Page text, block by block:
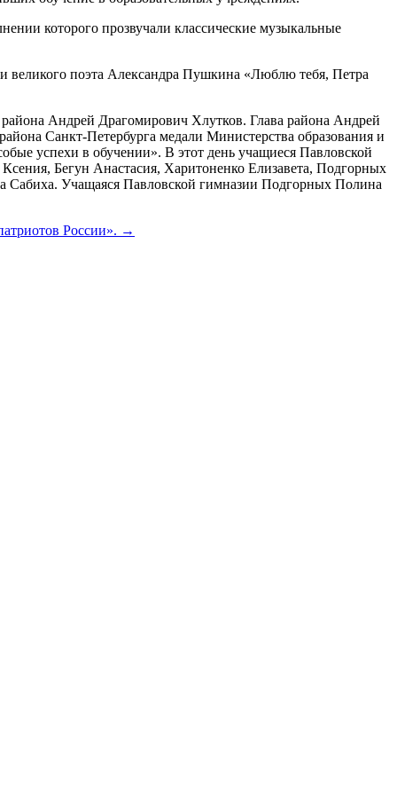
которого прозвучали классические музыкальные
великого поэта Александра Пушкина «Люблю тебя, Петра
Андрей Драгомирович Хлутков. Глава района Андрей
Санкт-Петербурга медали Министерства образования и
успехи в обучении». В этот день учащиеся Павловской
Бегун Анастасия, Харитоненко Елизавета, Подгорных
Учащаяся Павловской гимназии Подгорных Полина
России». →